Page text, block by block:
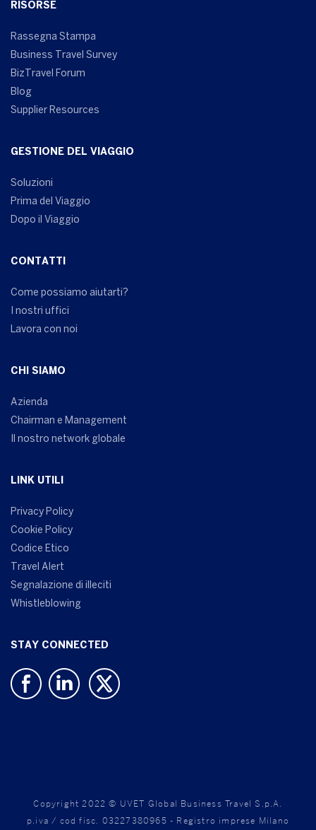
RISORSE
Rassegna Stampa
Business Travel Survey
BizTravel Forum
Blog
Supplier Resources
GESTIONE DEL VIAGGIO
Soluzioni
Prima del Viaggio
Dopo il Viaggio
CONTATTI
Come possiamo aiutarti?
I nostri uffici
Lavora con noi
CHI SIAMO
Azienda
Chairman e Management
Il nostro network globale
LINK UTILI
Privacy Policy
Cookie Policy
Codice Etico
Travel Alert
Segnalazione di illeciti
Whistleblowing
STAY CONNECTED
Copyright 2022 © UVET Global Business Travel S.p.A.
p.iva / cod fisc. 03227380965 - Registro imprese Milano